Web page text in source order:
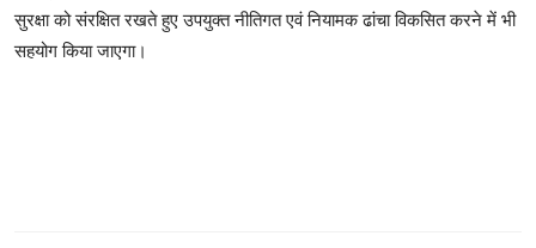
सुरक्षा को संरक्षित रखते हुए उपयुक्त नीतिगत एवं नियामक ढांचा विकसित करने में भी
सहयोग किया जाएगा।